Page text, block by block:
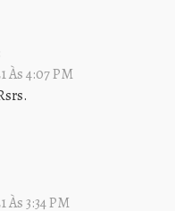
Às 4:07 PM
Às 3:34 PM